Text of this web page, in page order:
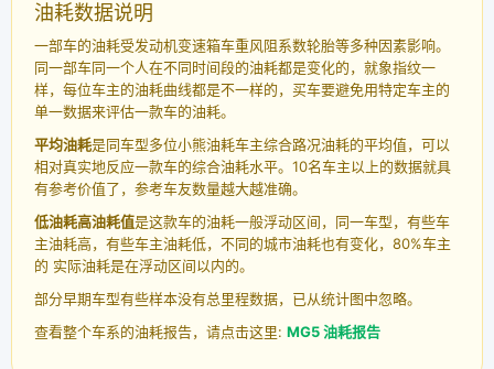
油耗数据说明
一部车的油耗受发动机变速箱车重风阻系数轮胎等多种因素影响。
同一部车同一个人在不同时间段的油耗都是变化的，就象指纹一
样，每位车主的油耗曲线都是不一样的，买车要避免用特定车主的
单一数据来评估一款车的油耗。
平均油耗是同车型多位小熊油耗车主综合路况油耗的平均值，可以
相对真实地反应一款车的综合油耗水平。10名车主以上的数据就具
有参考价值了，参考车友数量越大越准确。
低油耗高油耗值是这款车的油耗一般浮动区间，同一车型，有些车
主油耗高，有些车主油耗低，不同的城市油耗也有变化，80%车主
的 实际油耗是在浮动区间以内的。
部分早期车型有些样本没有总里程数据，已从统计图中忽略。
查看整个车系的油耗报告，请点击这里: MG5 油耗报告